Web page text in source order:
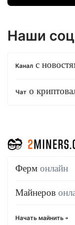
Наши
Канал с
Чат о
Ферм онлайн
Майнеров
Начать майнить